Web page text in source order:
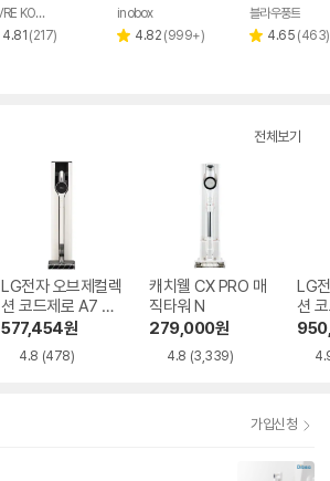
페이
VIVRE KOREA
4.81 리
(217)
페이
inobox
별 4.82 리
(999+)
페
블라우풍트
별 4.65 리
(463)
전체보기
LG전자 오브제컬렉
션 코드제로 A7 Co
re A720WA
577,454원
4.8 (478)
캐치웰 CX PRO 매
직타워 N
279,000원
4.8 (3,339)
LG
션
가입신청